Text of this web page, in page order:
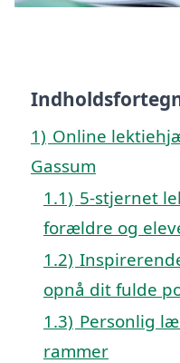
1) Online
Gassum
1.1) 5-stjernet
forældre og
1.2)
opnå dit fulde
1.3) Personlig
rammer